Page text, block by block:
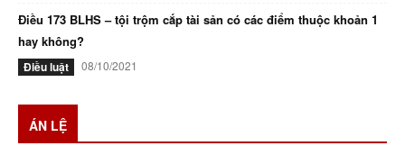
Điều 173 BLHS – tội trộm cắp tài sản có các điểm thuộc khoản 1
hay không?
Điều luật 08/10/2021
ÁN LỆ